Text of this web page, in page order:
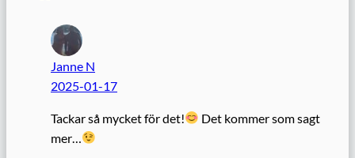
Janne N
2025-01-17
Tackar så mycket för det!
Det kommer som sagt
mer…